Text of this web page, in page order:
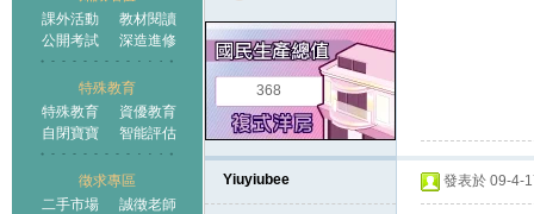
課外活動
教材閱讀
公開考試
深造進修
特殊教育
特殊教育
資優教育
自閉寶寶
智能評估
徵求專區
二手市場
誠徵老師
368
Yiuyiubee 發表於 09-4-